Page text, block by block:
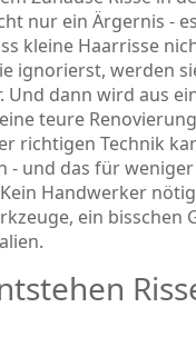
nur ein Ärgernis -
kleine Haarrisse
ignorierst, werden
Und dann wird aus
teure
richtigen Technik
- und das für weniger
Handwerker
ein bisschen